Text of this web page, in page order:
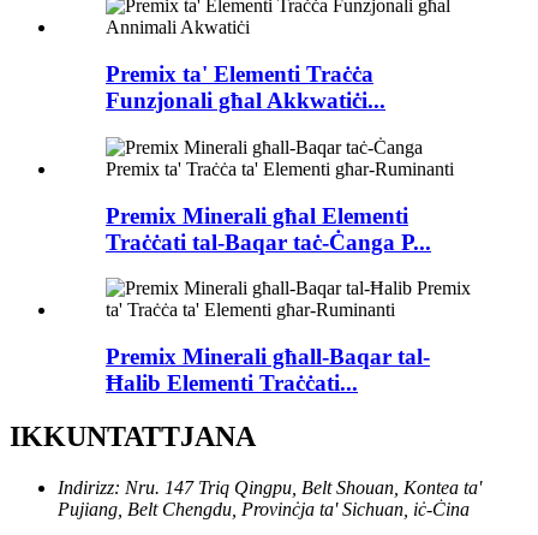
Premix ta' Elementi Traċċa
Funzjonali għal Akkwatiċi...
Premix Minerali għal Elementi
Traċċati tal-Baqar taċ-Ċanga P...
Premix Minerali għall-Baqar tal-
Ħalib Elementi Traċċati...
IKKUNTATTJANA
Indirizz: Nru. 147 Triq Qingpu, Belt Shouan, Kontea ta'
Pujiang, Belt Chengdu, Provinċja ta' Sichuan, iċ-Ċina